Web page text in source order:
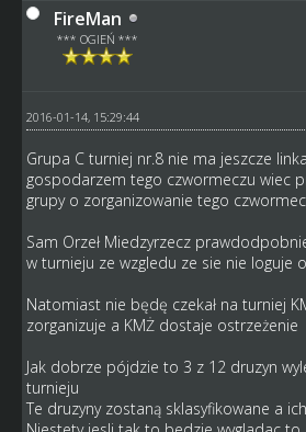
FireMan
*** OGIEŃ ***
2016-01-14, 15:29:44
Grupa C turniej nr.8 nie ma jeszcze
gospodarzem tego czwormeczu wiec
grupy o zorganizowanie tego
Sam Orzeł Miedzyrzecz
w turnieju ze wzgledu ze sie nie loguje
Natomiast nie będę czekał na turniej
zorganizuje a KMŻ dostaje ostrzeżenie
Jak dobrze pójdzie to 3 z 12 druzyn
turnieju
Te druzyny zostaną sklasyfikowane a